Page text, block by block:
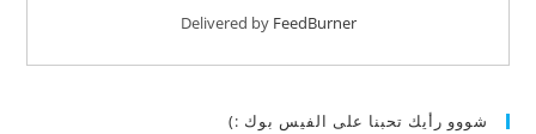
Delivered by FeedBurner
شووو رأيك تحبنا على الفيس بوك :)